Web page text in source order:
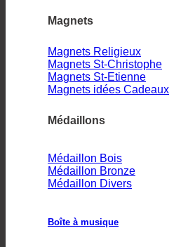
Magnets
Magnets Religieux
Magnets St-Christophe
Magnets St-Etienne
Magnets idées Cadeaux
Médaillons
Médaillon Bois
Médaillon Bronze
Médaillon Divers
Boîte à musique